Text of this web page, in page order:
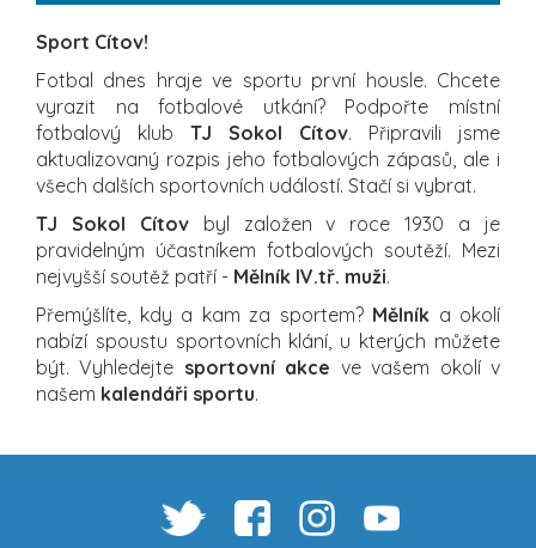
Sport Cítov!
Fotbal dnes hraje ve sportu první housle. Chcete
vyrazit na fotbalové utkání? Podpořte místní
fotbalový klub TJ Sokol Cítov. Připravili jsme
aktualizovaný rozpis jeho fotbalových zápasů, ale i
všech dalších sportovních událostí. Stačí si vybrat.
TJ Sokol Cítovbyl založen v roce 1930 a je
pravidelným účastníkem fotbalových soutěží. Mezi
nejvyšší soutěž patří - Mělník IV.tř. muži.
Přemýšlíte, kdy a kam za sportem? Mělník a okolí
nabízí spoustu sportovních klání, u kterých můžete
být. Vyhledejte sportovní akce ve vašem okolí v
našem kalendáři sportu.